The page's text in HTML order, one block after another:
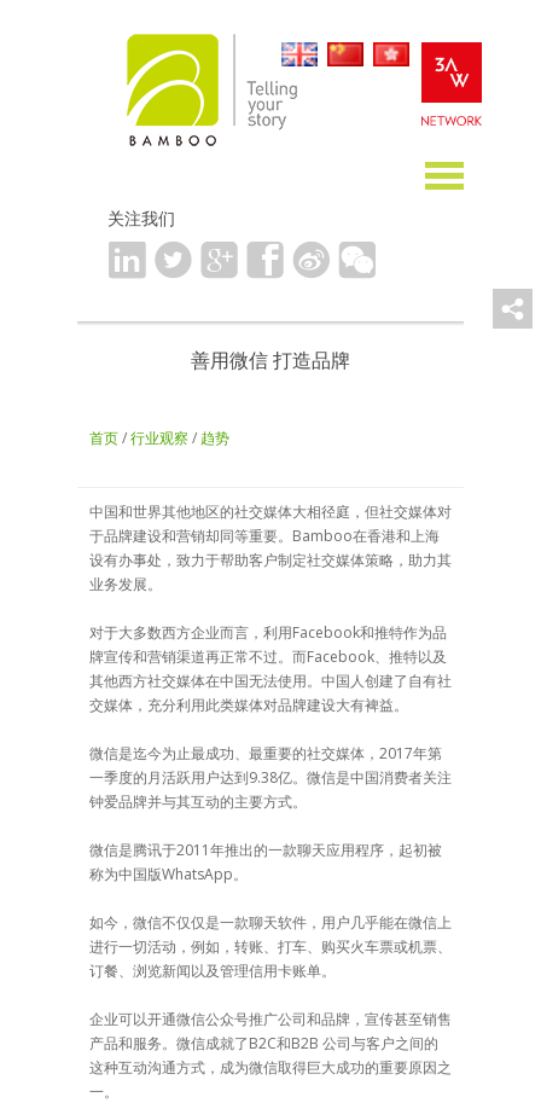
关注我们
善用微信 打造品牌
首页/行业观察 / 趋势
中国和世界其他地区的社交媒体大相径庭，但社交媒体对
于品牌建设和营销却同等重要。Bamboo在香港和上海
设有办事处，致力于帮助客户制定社交媒体策略，助力其
业务发展。
对于大多数西方企业而言，利用Facebook和推特作为品
牌宣传和营销渠道再正常不过。而Facebook、推特以及
其他西方社交媒体在中国无法使用。中国人创建了自有社
交媒体，充分利用此类媒体对品牌建设大有裨益。
微信是迄今为止最成功、最重要的社交媒体，2017年第
一季度的月活跃用户达到9.38亿。微信是中国消费者关注
钟爱品牌并与其互动的主要方式。
微信是腾讯于2011年推出的一款聊天应用程序，起初被
称为中国版WhatsApp。
如今，微信不仅仅是一款聊天软件，用户几乎能在微信上
进行一切活动，例如，转账、打车、购买火车票或机票、
订餐、浏览新闻以及管理信用卡账单。
企业可以开通微信公众号推广公司和品牌，宣传甚至销售
产品和服务。微信成就了B2C和B2B 公司与客户之间的
这种互动沟通方式，成为微信取得巨大成功的重要原因之
一。